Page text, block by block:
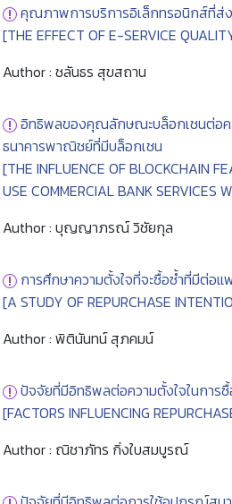
คุณภาพการบริการอิเล็กทรอนิกส์ที่ส่
[THE EFFECT OF E-SERVICE
Author : ชลันธร สุขสถาน
อิทธิพลของคุณลักษณะบล็อกเชนต่อคว
ธนาคารพาณิชย์ที่มีบล็อกเชน
[THE INFLUENCE OF BLOCKCHAIN
USE COMMERCIAL BANK SERVICES
Author : บุญญาภรณ์ วิชัยกุล
การศึกษาความตั้งใจที่จะซื้อซ้ำที่มีต่อ
[A STUDY OF REPURCHASE
Author : พิตินันทน์ สุภคมน์
ปัจจัยที่มีอิทธิพลต่อความตั้งใจในการ
[FACTORS INFLUENCING
Author : ณิชาภัทร กิ่งใบสมบูรณ์